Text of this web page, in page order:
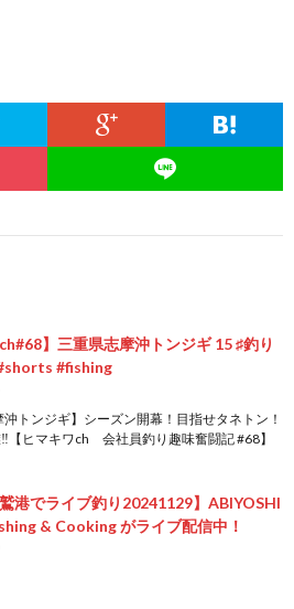
ch#68】三重県志摩沖トンジギ 15 ♯釣り
#fishing
沖トンジギ】シーズン開幕！目指せタネトン！
ヒマキワch 会社員釣り趣味奮闘記 #68】
鷲港でライブ釣り20241129】ABIYOSHI
& Cooking がライブ配信中！